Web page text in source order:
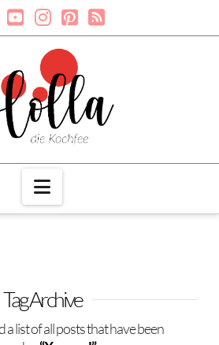
Navigation
Tag Archive
a list of all posts that have been